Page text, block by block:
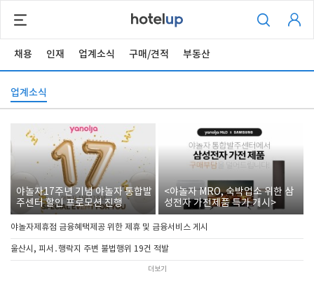
채용 인재 업계소식 구매/견적 부동산
업계소식
야놀자17주년 기념 야놀자 통합발
주센터 할인 프로모션 진행
<야놀자 MRO, 숙박업소 위한 삼
성전자 가전제품 특가 개시>
야놀자제휴점 금융혜택제공 위한 제휴 및 금융서비스 게시
울산시, 피서․행락지 주변 불법행위 19건 적발
더보기